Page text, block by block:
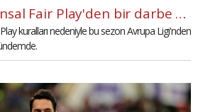
Milan'a UEFA Finansal Fair Play'den bir darbe daha
kuralları nedeniyle bu sezon Avrupa Ligi'nden